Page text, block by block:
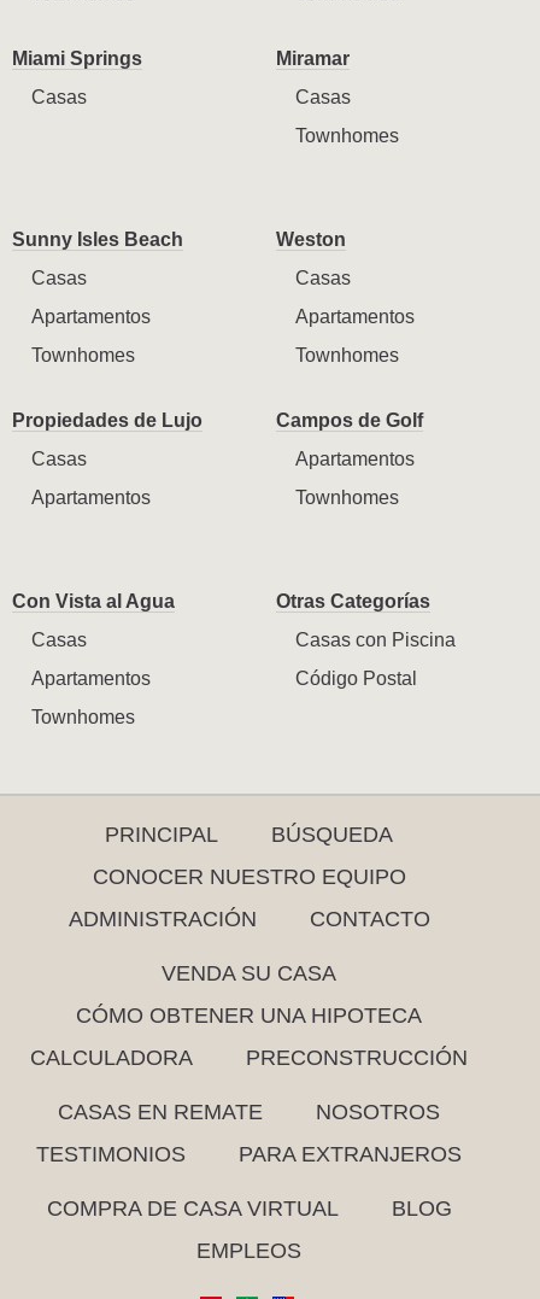
Miami Springs
Casas
Miramar
Casas
Townhomes
Sunny Isles Beach
Casas
Apartamentos
Townhomes
Weston
Casas
Apartamentos
Townhomes
Propiedades de Lujo
Casas
Apartamentos
Campos de Golf
Apartamentos
Townhomes
Con Vista al Agua
Casas
Apartamentos
Townhomes
Otras Categorías
Casas con Piscina
Código Postal
PRINCIPAL
BÚSQUEDA
CONOCER NUESTRO EQUIPO
ADMINISTRACIÓN
CONTACTO
VENDA SU CASA
CÓMO OBTENER UNA HIPOTECA
CALCULADORA
PRECONSTRUCCIÓN
CASAS EN REMATE
NOSOTROS
TESTIMONIOS
PARA EXTRANJEROS
COMPRA DE CASA VIRTUAL
BLOG
EMPLEOS